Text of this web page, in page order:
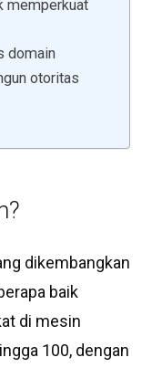
memperkuat
domain
otoritas
dikembangkan
baik
di mesin
100, dengan